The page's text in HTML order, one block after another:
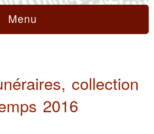
Menu
collection
2016